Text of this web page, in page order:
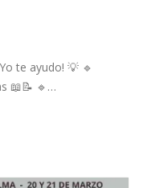
te ayudo! 💡 🔹
📖📝 🔹…